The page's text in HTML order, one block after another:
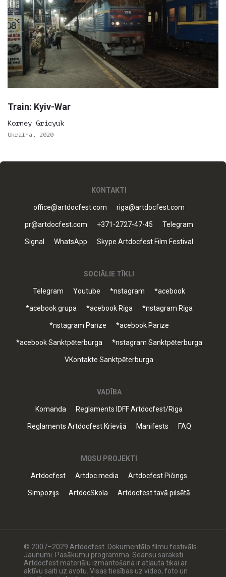
Train: Kyiv-War
Korney Gricyuk
Ukraina, 2020
KONTAKTI
office@artdocfest.com riga@artdocfest.com
pr@artdocfest.com +371-2727-47-45 Telegram
Signal WhatsApp Skype Artdocfest Film Festival
SOCIĀLIE TĪKLI
Telegram Youtube *nstagram *acebook
*acebook grupa *acebook Rīga *nstagram Rīga
*nstagram Parīze *acebook Parīze
*acebook Sanktpēterburga *nstagram Sanktpēterburga
VKontakte Sanktpēterburga
VADĪBA
Komanda Reglaments IDFF Artdocfest/Riga
Reglaments Artdocfest Krievijā Manifests FAQ
MŪSU PROJEKTI
Artdocfest Artdoc.media Artdocfest Pičings
Simpozijs ArtdocSkola Artdocfest tavā pilsētā
© 2007–2029 Artdocfest. Dokumentālo filmu festivāls.
Jaunumi. Pasākumu programma. Seansu saraksti.
Artdocfest materiālu izmantošana ir atļauta tikai ar
aktīvu saiti uz avotu. Visas tiesības uz video, foto un